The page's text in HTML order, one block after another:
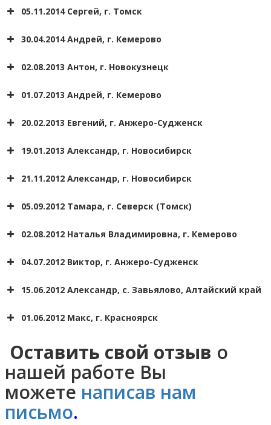
Алексей
г. Кемерово
Андрей
Евгений
Красноярск
Виталий
05.11.2014 Сергей, г. Томск
Сергей
30.04.2014 Андрей, г. Кемерово
Андрей
г. Кемерово
02.08.2013 Антон, г. Новокузнецк
01.07.2013 Андрей, г. Кемерово
20.02.2013 Евгений, г. Анжеро-Судженск
19.01.2013 Александр, г. Новосибирск
21.11.2012 Александр, г. Новосибирск
05.09.2012 Тамара, г. Северск (Томск)
02.08.2012 Наталья Владимировна, г. Кемерово
04.07.2012 Виктор, г. Анжеро-Судженск
15.06.2012 Александр, с. Завьялово, Алтайский край
01.06.2012 Макс, г. Красноярск
Оставить свой отзыв о
нашей работе Вы
можете написав нам
письмо.